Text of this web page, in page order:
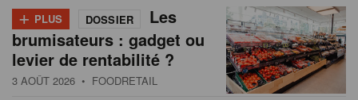
+ PLUS DOSSIER
Les
brumisateurs : gadget ou
levier de rentabilité ?
3 AOÛT 2026 • FOODRETAIL